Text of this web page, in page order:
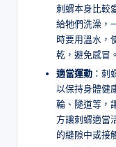
刺蝟本身比較
給牠們洗澡，
時要用溫水，
乾，避免感冒。
適當運動 ：刺
以保持身體健
輪、隧道等，
方讓刺蝟適當
的縫隙中或接